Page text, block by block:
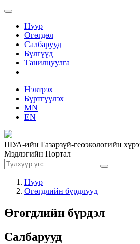
Нүүр
Өгөгдөл
Салбарууд
Бүлгүүд
Танилцуулга
Нэвтрэх
Бүртгүүлэх
MN
EN
ШУА-ийн Газарзүй-геоэкологийн
Мэдлэгийн Портал
Нүүр
Өгөгдлийн бүрдлүүд
Өгөгдлийн бүрдэл
Салбарууд